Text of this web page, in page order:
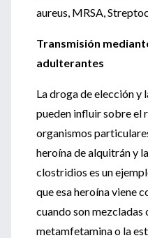
aureus, MRSA,
Transmisión
adulterantes
La droga de elección y
pueden influir sobre el
organismos
heroína de alquitrán y
clostridios es un
que esa heroína viene
cuando son
metamfetamina o la